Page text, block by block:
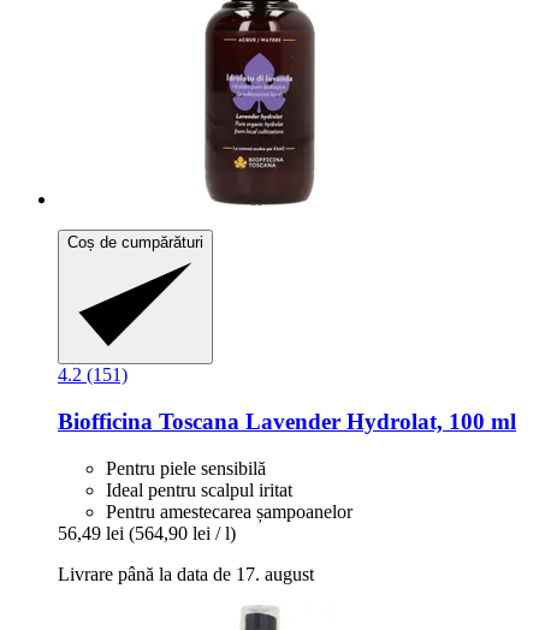
Coș de cumpărături
4.2 (151)
Biofficina Toscana Lavender Hydrolat, 100 ml
Pentru piele sensibilă
Ideal pentru scalpul iritat
Pentru amestecarea șampoanelor
56,49 lei (564,90 lei / l)
Livrare până la data de 17. august